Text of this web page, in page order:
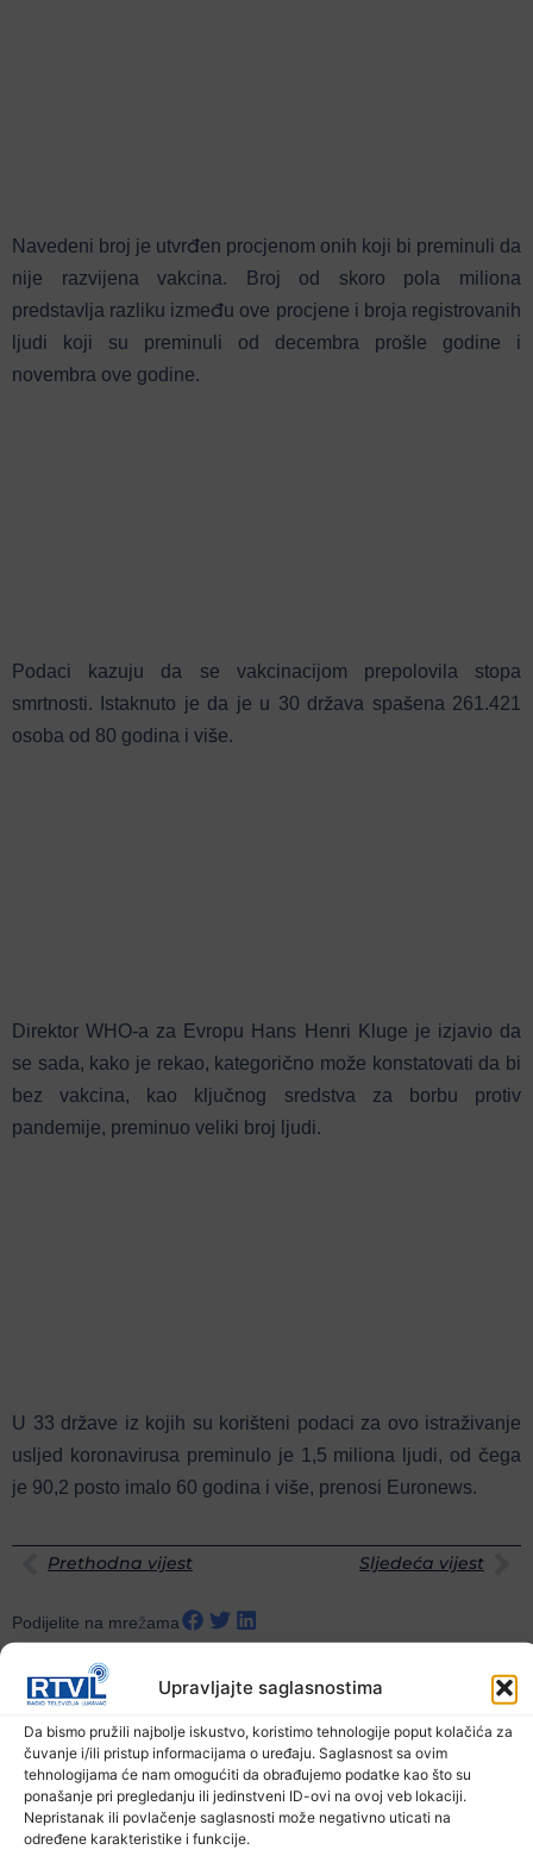
Upravljajte saglasnostima
Da bismo pružili najbolje iskustvo, koristimo tehnologije poput kolačića za
čuvanje i/ili pristup informacijama o uređaju. Saglasnost sa ovim
tehnologijama će nam omogućiti da obrađujemo podatke kao što su
ponašanje pri pregledanju ili jedinstveni ID-ovi na ovoj veb lokaciji.
Nepristanak ili povlačenje saglasnosti može negativno uticati na
određene karakteristike i funkcije.
Navedeni broj je utvrđen procjenom onih koji bi preminuli da
nije razvijena vakcina. Broj od skoro pola miliona
predstavlja razliku između ove procjene i broja registrovanih
ljudi koji su preminuli od decembra prošle godine i
novembra ove godine.
Podaci kazuju da se vakcinacijom prepolovila stopa
smrtnosti. Istaknuto je da je u 30 država spašena 261.421
osoba od 80 godina i više.
Direktor WHO-a za Evropu Hans Henri Kluge je izjavio da
se sada, kako je rekao, kategorično može konstatovati da bi
bez vakcina, kao ključnog sredstva za borbu protiv
pandemije, preminuo veliki broj ljudi.
U 33 države iz kojih su korišteni podaci za ovo istraživanje
usljed koronavirusa preminulo je 1,5 miliona ljudi, od čega
je 90,2 posto imalo 60 godina i više, prenosi Euronews.
Prethodna vijest Sljedeća vijest
Podijelite na mrežama
Ostale novosti